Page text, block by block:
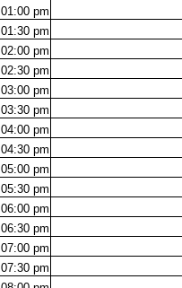
01:00 pm
01:30 pm
02:00 pm
02:30 pm
03:00 pm
03:30 pm
04:00 pm
04:30 pm
05:00 pm
05:30 pm
06:00 pm
06:30 pm
07:00 pm
07:30 pm